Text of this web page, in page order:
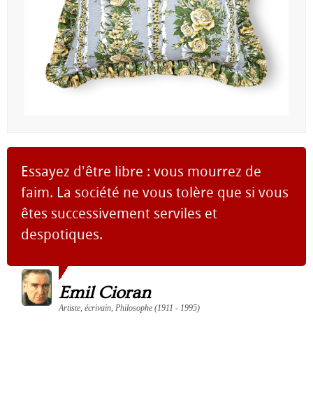
Essayez d'être libre : vous mourrez de
faim. La société ne vous tolère que si vous
êtes successivement serviles et
despotiques.
Emil Cioran
Artiste, écrivain, Philosophe (1911 - 1995)